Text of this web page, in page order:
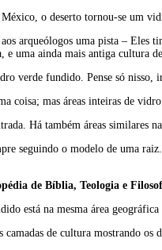
o deserto tornou-se um
arqueólogos uma pista –
uma ainda mais antiga cultura
verde fundido. Pense só
coisa; mas áreas inteiras de
Há também áreas
seguindo o modelo de uma
de Bíblia, Teologia e
está na mesma área
de cultura mostrando os